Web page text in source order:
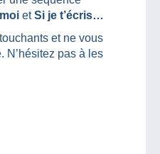
etSi je t’écris…
et ne vous
N’hésitez pas à les